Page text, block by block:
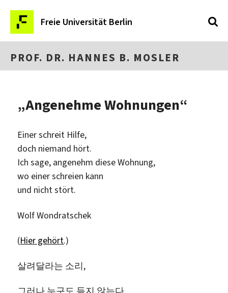
Freie Universität Berlin
PROF. DR. HANNES B. MOSLER
„Angenehme Wohnungen“
Einer schreit Hilfe,
doch niemand hört.
Ich sage, angenehm diese Wohnung,
wo einer schreien kann
und nicht stört.
Wolf Wondratschek
(Hier gehört.)
살려달라는 소리,